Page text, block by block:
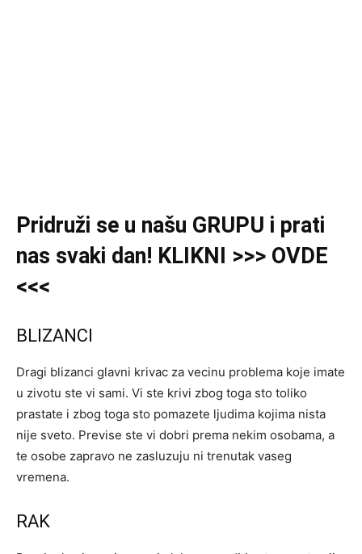
Pridruži se u našu GRUPU i prati
nas svaki dan! KLIKNI >>> OVDE
<<<
BLIZANCI
Dragi blizanci glavni krivac za vecinu problema koje imate
u zivotu ste vi sami. Vi ste krivi zbog toga sto toliko
prastate i zbog toga sto pomazete ljudima kojima nista
nije sveto. Previse ste vi dobri prema nekim osobama, a
te osobe zapravo ne zasluzuju ni trenutak vaseg
vremena.
RAK